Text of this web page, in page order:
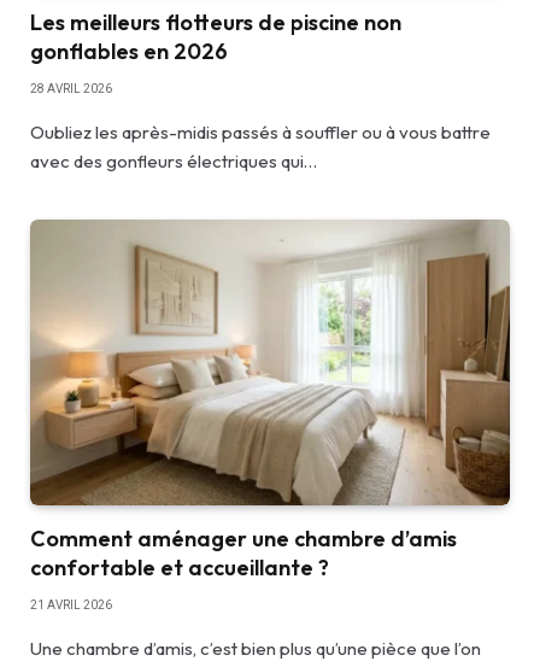
Les meilleurs flotteurs de piscine non
gonflables en 2026
28 AVRIL 2026
Oubliez les après-midis passés à souffler ou à vous battre
avec des gonfleurs électriques qui…
Comment aménager une chambre d’amis
confortable et accueillante ?
21 AVRIL 2026
Une chambre d’amis, c’est bien plus qu’une pièce que l’on